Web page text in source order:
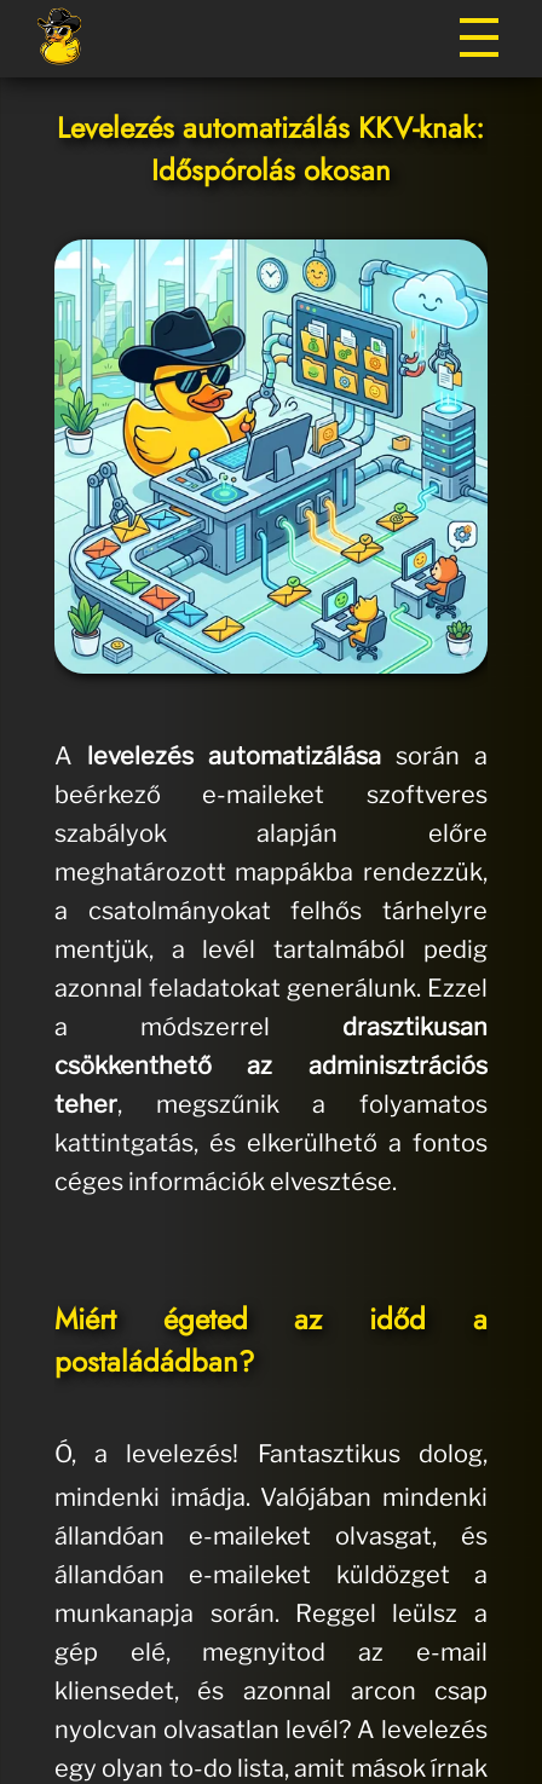
Levelezés automatizálás KKV-knak:
Időspórolás okosan
A levelezés automatizálása során a
beérkező e-maileket szoftveres
szabályok alapján előre
meghatározott mappákba rendezzük,
a csatolmányokat felhős tárhelyre
mentjük, a levél tartalmából pedig
azonnal feladatokat generálunk. Ezzel
a módszerrel drasztikusan
csökkenthető az adminisztrációs
teher, megszűnik a folyamatos
kattintgatás, és elkerülhető a fontos
céges információk elvesztése.
Miért égeted az időd a
postaládádban?
Ó, a levelezés! Fantasztikus dolog,
mindenki imádja. Valójában mindenki
állandóan e-maileket olvasgat, és
állandóan e-maileket küldözget a
munkanapja során. Reggel leülsz a
gép elé, megnyitod az e-mail
kliensedet, és azonnal arcon csap
nyolcvan olvasatlan levél? A levelezés
egy olyan to-do lista, amit mások írnak